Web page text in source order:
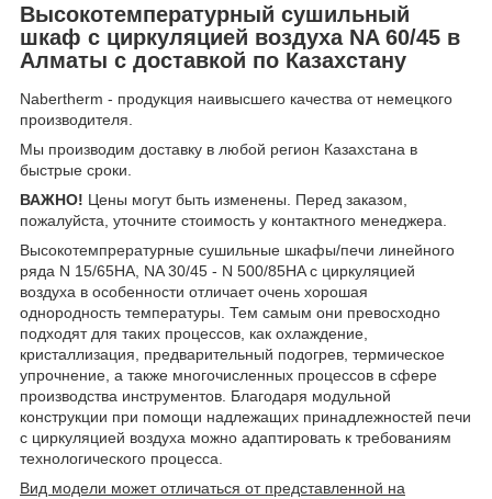
Высокотемпературный сушильный
шкаф с циркуляцией воздуха NA 60/45 в
Алматы с доставкой по Казахстану
Nabertherm - продукция наивысшего качества от немецкого
производителя.
Мы производим доставку в любой регион Казахстана в
быстрые сроки.
ВАЖНО! Цены могут быть изменены. Перед заказом,
пожалуйста, уточните стоимость у контактного менеджера.
Высокотемпрературные сушильные шкафы/печи линейного
ряда N 15/65HA, NA 30/45 - N 500/85HA с циркуляцией
воздуха в особенности отличает очень хорошая
oднородность температуры. Тем самым они превосходно
подходят для таких процессов, как охлаждение,
кристаллизация, предварительный подогрев, термическое
упрочнение, а также многочисленных процессов в сфере
производства инструментов. Благодаря модульной
конструкции при помощи надлежащих принадлежностей печи
с циркуляцией воздуха можно адаптировать к требованиям
технологического процесса.
Вид модели может отличаться от представленной на